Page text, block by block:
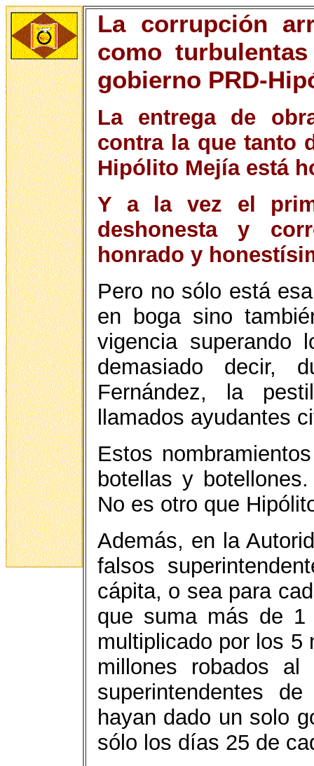
La corrupción
como
gobierno PRD-
La entrega de
contra la que tanto
Hipólito Mejía está
Y a la vez el
deshonesta y
honrado y
Pero no sólo está
en boga sino
vigencia superando
demasiado decir,
Fernández, la
llamados ayudantes
Estos
botellas y
No es otro que
Además, en la
falsos
cápita, o sea para
que suma más de
multiplicado por los 5
millones robados
superintendentes
hayan dado un solo
sólo los días 25 de